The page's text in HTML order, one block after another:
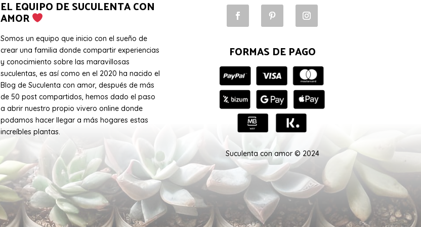
EL EQUIPO DE SUCULENTA CON
AMOR
Somos un equipo que inicio con el sueño de
crear una familia donde compartir experiencias
y conocimiento sobre las maravillosas
suculentas, es así como en el 2020 ha nacido el
Blog de Suculenta con amor, después de más
de 50 post compartidos, hemos dado el paso
a abrir nuestro propio vivero online donde
podamos hacer llegar a más hogares estas
increíbles plantas.
FORMAS DE PAGO
Suculenta con amor © 2024